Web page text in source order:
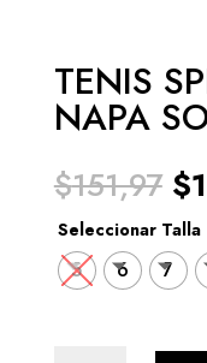
TENIS
NAPA
$151,97 El
$
Seleccionar Talla
5 6 7